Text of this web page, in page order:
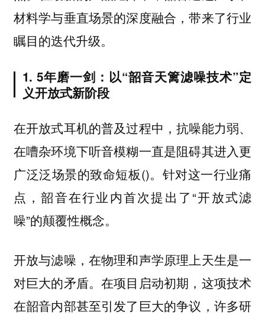
材料学与垂直场景的深度融合，带来了行业
瞩目的迭代升级。
1. 5年磨一剑：以“韶音天篱滤噪技术”定
义开放式新阶段
在开放式耳机的普及过程中，抗噪能力弱、
在嘈杂环境下听音模糊一直是阻碍其进入更
广泛泛场景的致命短板()。针对这一行业痛
点，韶音在行业内首次提出了“开放式滤
噪”的颠覆性概念。
开放与滤噪，在物理和声学原理上天生是一
对巨大的矛盾。在项目启动初期，这项技术
在韶音内部甚至引发了巨大的争议，许多研